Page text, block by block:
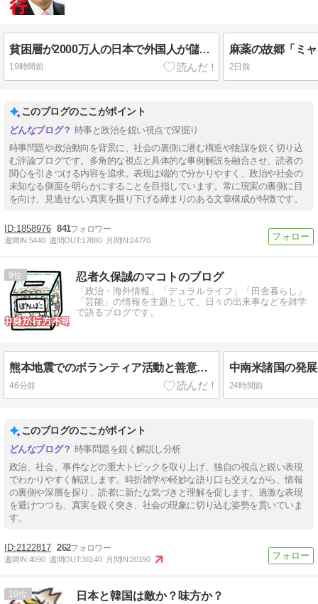
貧困層が2000万人の日本で外国人が儲かるから日本人不要？#葛飾区
19時間前 2日前
このブログのここがポイント
時事と政治を鋭い視点で深掘り
時事問題や政治動向を背景に、社会の裏側に潜む構造や陰謀を鋭く切り込
む評論ブログです。多角的な視点と具体的な事例解説を融合させ、読者の
関心を引きつける内容を追求。表現は端的で分かりやすく、政治や社会の
未知なる側面を明らかにすることを目指しています。常に現実の裏側に目
を向け、見逃せない真実を掘り下げる締まりのある文章構成が特徴です。
1858976 841
週間IN:5440 週間OUT:17880 月間IN:24770
9 忍者久保誠のマコトのブログ
「政治・海外情報」「デュラルライフ」「田舎暮らし」
「芸能」の情報を主題として、日々の出来事などを雑学
で語るブログです。
熊本地震でのボランティア活動と善意の寄付には気をつけよう
46分前 24時間前
このブログのここがポイント
時事問題を鋭く解説し分析
政治、社会、事件などの重大トピックを取り上げ、独自の視点と鋭い表現
でわかりやすく解説します。時折雑学や軽妙な語り口も交えながら、情報
の裏側や深層を探り、読者に新たな気づきと理解を促します。過激な表現
を避けつつも、真実を鋭く突き、社会の現象に切り込む姿勢を貫いていま
す。
2122817 262
週間IN:4090 週間OUT:36140 月間IN:20190
10 日本と韓国は敵か？味方か？